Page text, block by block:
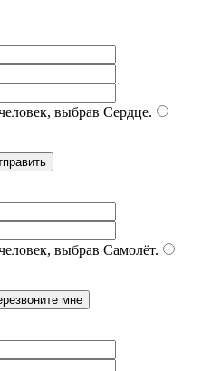
выбрав Сердце.
выбрав Самолёт.